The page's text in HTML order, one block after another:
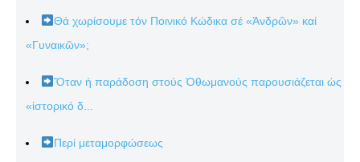
Θά χωρίσουμε τόν Ποινικό Κώδικα σέ «Ἀνδρῶν» καί
«Γυναικῶν»;
Ὅταν ἡ παράδοση στούς Ὀθωμανούς παρουσιάζεται ὡς
«ἱστορικό δ...
Περί μεταμορφώσεως